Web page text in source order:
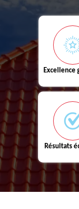
Excellence
Résultats